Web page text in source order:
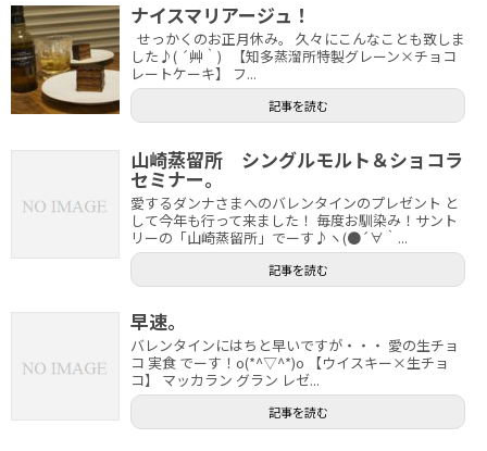
ナイスマリアージュ！
せっかくのお正月休み。 久々にこんなことも致しま
した♪( ´艸｀) 【知多蒸溜所特製グレーン×チョコ
レートケーキ】 フ...
記事を読む
山崎蒸留所 シングルモルト＆ショコラ
セミナー。
愛するダンナさまへのバレンタインのプレゼント と
して今年も行って来ました！ 毎度お馴染み！サント
リーの「山崎蒸留所」でーす♪ヽ(●´∀｀...
記事を読む
早速。
バレンタインにはちと早いですが・・・ 愛の生チョ
コ 実食 でーす！o(*^▽^*)o 【ウイスキー×生チョ
コ】 マッカラン グラン レゼ...
記事を読む